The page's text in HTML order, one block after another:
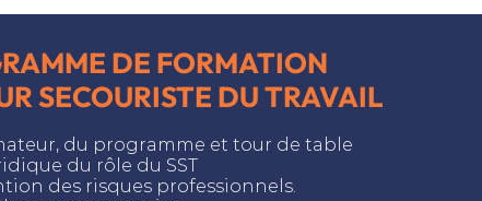
DE FORMATION
SECOURISTE DU TRAVAIL
du programme et tour de table
du rôle du SST
des risques professionnels.